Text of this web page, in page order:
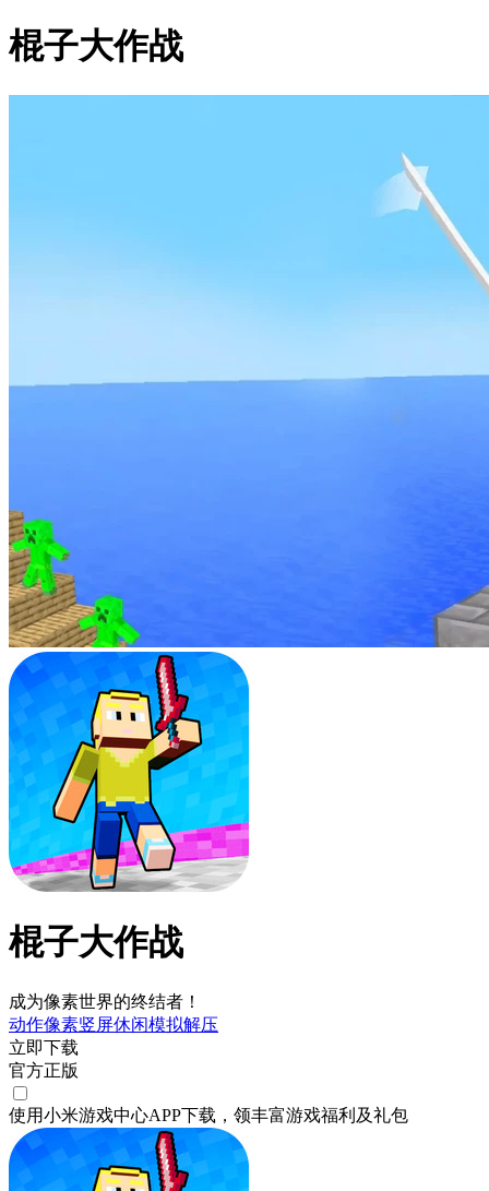
棍子大作战
棍子大作战
成为像素世界的终结者！
动作像素竖屏休闲模拟解压
立即下载
官方正版
使用小米游戏中心APP下载 ，领丰富游戏福利 及礼包